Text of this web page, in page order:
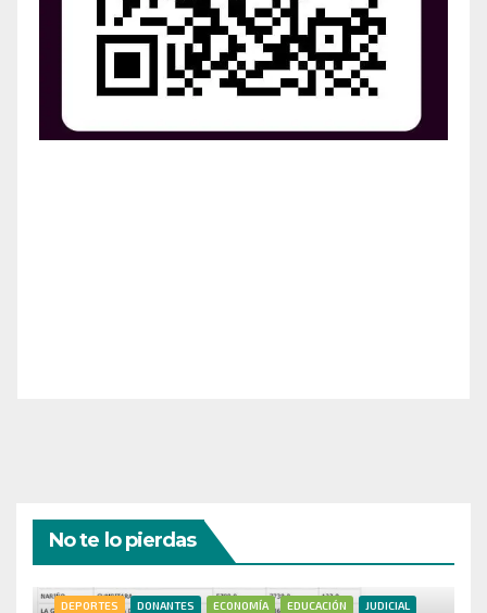
No te lo pierdas
DEPORTES DONANTES ECONOMÍA EDUCACIÓN JUDICIAL